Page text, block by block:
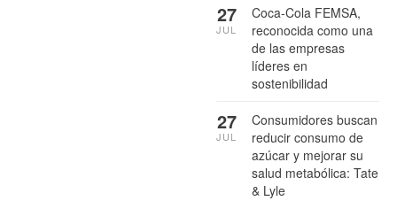
Coca-Cola FEMSA,
reconocida como una
de las empresas
líderes en
sostenibilidad
27
JUL
Consumidores buscan
reducir consumo de
azúcar y mejorar su
salud metabólica: Tate
& Lyle
27
JUL